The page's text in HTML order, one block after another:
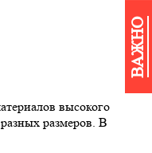
ВАЖНО
высокого
размеров. В